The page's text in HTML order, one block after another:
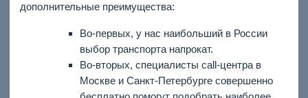
дополнительные преимущества:
Во-первых, у нас наибольший в России
выбор транспорта напрокат.
Во-вторых, специалисты call-центра в
Москве и Санкт-Петербурге совершенно